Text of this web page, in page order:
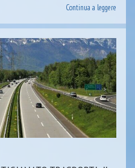
Continua a leggere